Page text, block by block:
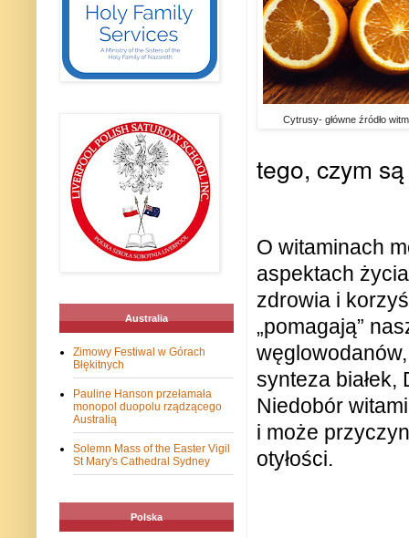
Cytrusy- główne źródło
tego, czym
O witaminach
aspektach
zdrowia i
„pomagają”
synteza białek,
Niedobór
i może
otyłości.
Australia
Zimowy Festiwal w Górach
Błękitnych
Pauline Hanson przełamała
monopol duopolu rządzącego
Australią
Solemn Mass of the Easter Vigil
St Mary's Cathedral Sydney
Polska